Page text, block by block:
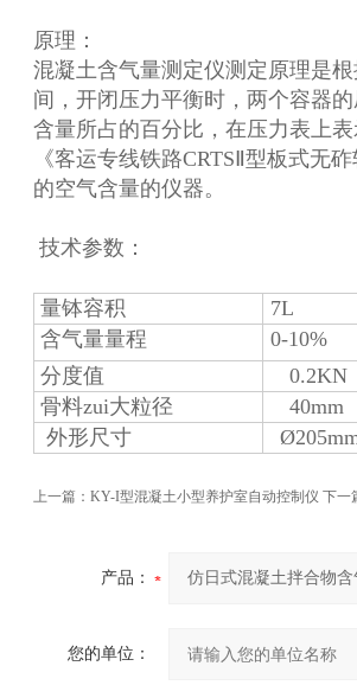
原理：
混凝土含气量测定仪测定原理是
间，开闭压力平衡时，两个容器
含量所占的百分比，在压力表上
《客运专线铁路CRTSⅡ型板式无
的空气含量的仪器。
技术参数：
量钵容积
7L
含气量量程
0-10%
分度值
0.2KN
骨料zui大粒径
40mm
外形尺寸
上一篇： KY-I型混凝土小型养护室自动控制仪 下一
产品：
您的单位：